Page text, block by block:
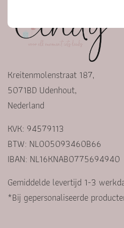
Kreitenmolenstraat 187,
5071BD Udenhout,
Nederland
KVK: 94579113
BTW: NL005093460B66
IBAN: NL16KNAB0775694940
Gemiddelde levertijd 1-3
*Bij gepersonaliseerde